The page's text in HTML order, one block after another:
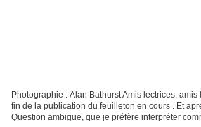
Photographie : Alan Bathurst Amis lectrices,
fin de la publication du feuilleton en cours . Et
Question ambiguë, que je préfère interpréter